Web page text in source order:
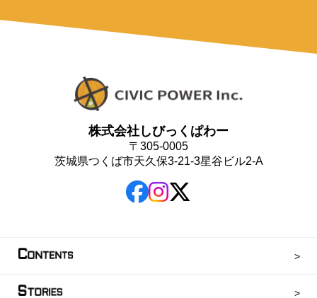
株式会社しびっくぱわー
〒305-0005
茨城県つくば市天久保3-21-3星谷ビル2-A
CONTENTS
STORIES